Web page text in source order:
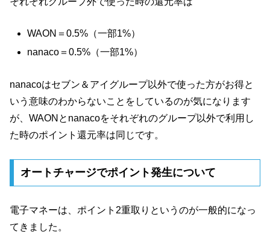
WAON＝0.5%（一部1%）
nanaco＝0.5%（一部1%）
nanacoはセブン＆アイグループ以外で使った方がお得と
いう意味のわからないことをしているのが気になります
が、WAONとnanacoをそれぞれのグループ以外で利用し
た時のポイント還元率は同じです。
オートチャージでポイント発生について
電子マネーは、ポイント2重取りというのが一般的になっ
てきました。